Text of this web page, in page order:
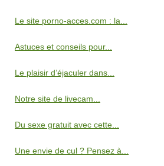
Le site porno-acces.com : la...
Astuces et conseils pour...
Le plaisir d’éjaculer dans...
Notre site de livecam...
Du sexe gratuit avec cette...
Une envie de cul ? Pensez à...